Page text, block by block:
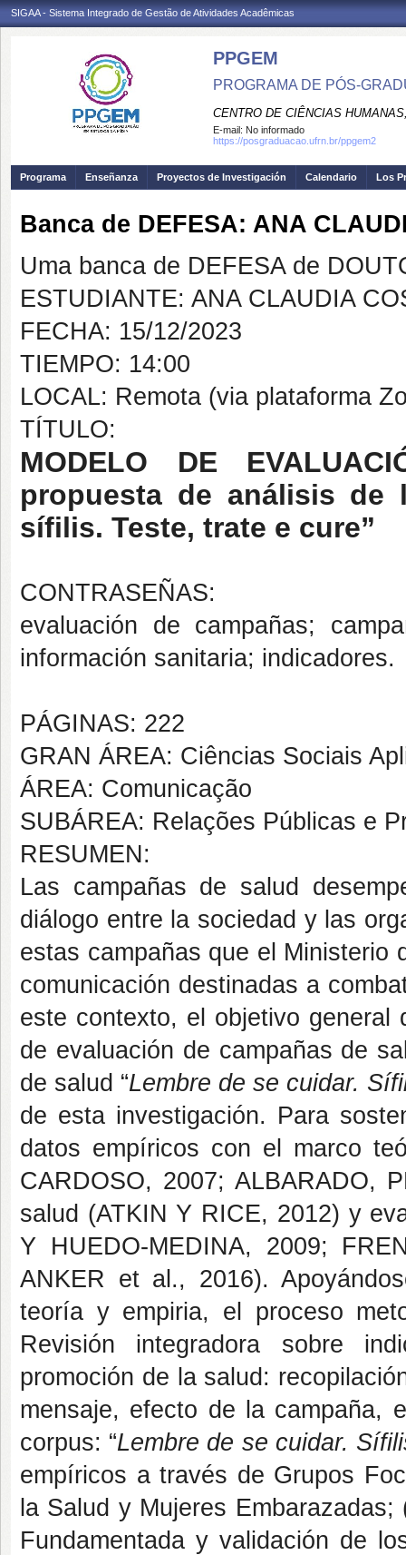
SIGAA - Sistema Integrado de Gestão de Atividades Acadêmicas
PPGEM
PROGRAMA DE PÓS-
CENTRO DE CIÊNCIAS
E-mail: No informado
https://posgraduacao.ufrn.br/ppgem2
Programa Enseñanza Proyectos de Investigación Calendario Los
Banca de DEFESA: ANA
Uma banca de DEFESA de
ESTUDIANTE: ANA CLAUDIA
FECHA: 15/12/2023
TIEMPO: 14:00
LOCAL: Remota (via plataforma
TÍTULO:
MODELO DE
propuesta de análisis de
sífilis. Teste, trate e cure”
CONTRASEÑAS:
evaluación de campañas;
información sanitaria; indicadores.
PÁGINAS: 222
GRAN ÁREA: Ciências Sociais
ÁREA: Comunicação
SUBÁREA: Relações Públicas e
RESUMEN:
Las campañas de salud
diálogo entre la sociedad y las
estas campañas que el Ministerio
comunicación destinadas a
este contexto, el objetivo
de evaluación de campañas de
de salud “Lembre de se cuidar.
de esta investigación. Para
datos empíricos con el marco
CARDOSO, 2007; ALBARADO,
salud (ATKIN Y RICE, 2012) y
Y HUEDO-MEDINA, 2009;
ANKER et al., 2016).
teoría y empiria, el proceso
Revisión integradora sobre
promoción de la salud:
mensaje, efecto de la campaña,
corpus: “Lembre de se cuidar.
empíricos a través de Grupos
la Salud y Mujeres
Fundamentada y validación de